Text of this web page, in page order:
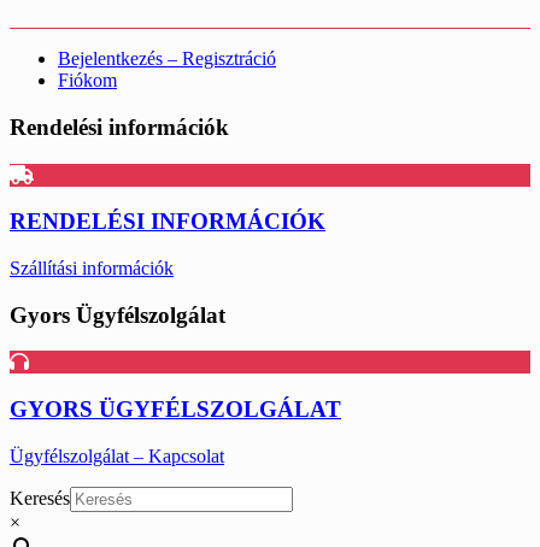
Bejelentkezés – Regisztráció
Fiókom
Rendelési információk
RENDELÉSI INFORMÁCIÓK
Szállítási információk
Gyors Ügyfélszolgálat
GYORS ÜGYFÉLSZOLGÁLAT
Ügyfélszolgálat – Kapcsolat
Keresés
×